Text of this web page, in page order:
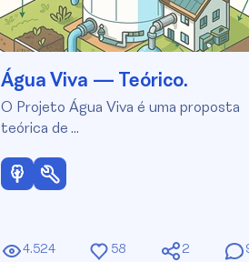
Água Viva — Teórico.
O Projeto Água Viva é uma proposta
teórica de …
4.524 58 2